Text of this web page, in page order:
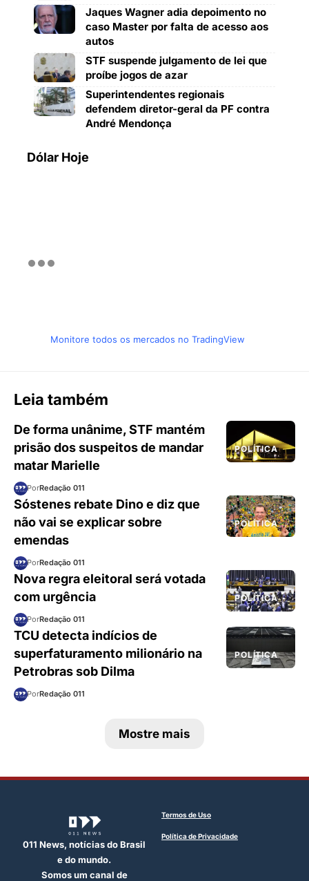
Jaques Wagner adia depoimento no
caso Master por falta de acesso aos
autos
STF suspende julgamento de lei que
proíbe jogos de azar
Superintendentes regionais
defendem diretor-geral da PF contra
André Mendonça
Dólar Hoje
Monitore todos os mercados no TradingView
Leia também
POLÍTICA
De forma unânime, STF mantém
prisão dos suspeitos de mandar
matar Marielle
PorRedação 011
POLÍTICA
Sóstenes rebate Dino e diz que
não vai se explicar sobre
emendas
PorRedação 011
POLÍTICA
Nova regra eleitoral será votada
com urgência
PorRedação 011
POLÍTICA
TCU detecta indícios de
superfaturamento milionário na
Petrobras sob Dilma
PorRedação 011
Mostre mais
011 News, notícias do Brasil
e do mundo.
Somos um canal de
Termos de Uso
Política de Privacidade